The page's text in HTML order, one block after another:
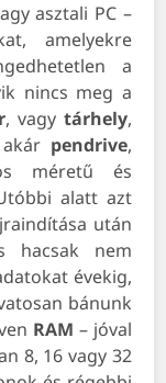
asztali PC –
amelyekre
a
nincs meg a
, vagy tárhely,
pendrive,
méretű és
alatt azt
után
hacsak nem
évekig,
bánunk
RAM – jóval
8, 16 vagy 32